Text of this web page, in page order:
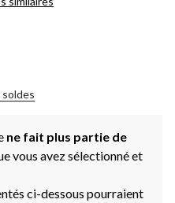
ne fait plus partie de
vous avez sélectionné et
ci-dessous pourraient